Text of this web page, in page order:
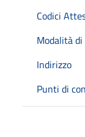
Codici
Modalità di
Indirizzo
Punti di